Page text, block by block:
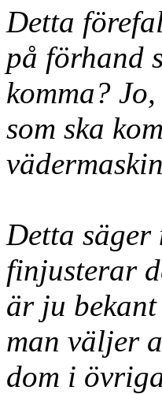
Detta
på förhand
komma?
som ska
Detta
finjusterar
är ju
man väljer
dom i